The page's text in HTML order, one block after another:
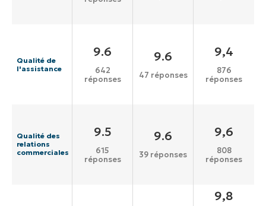
Qualité de
l'assistance
9.6
642
réponses
9.6
47 réponses
9,4
876
réponses
Qualité des
relations
commerciales
9.5
615
réponses
9.6
39 réponses
9,6
808
réponses
9,8